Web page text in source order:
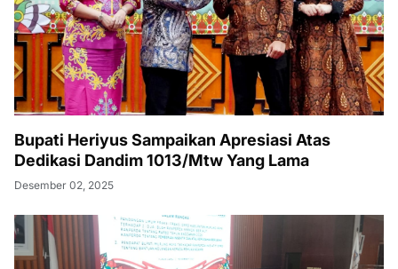
Bupati Heriyus Sampaikan Apresiasi Atas
Dedikasi Dandim 1013/Mtw Yang Lama
Desember 02, 2025